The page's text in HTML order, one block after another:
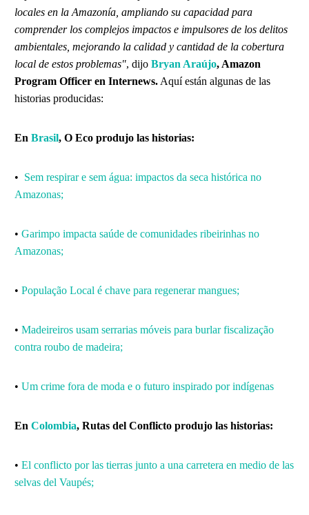
locales en la Amazonía, ampliando su capacidad para
comprender los complejos impactos e impulsores de los delitos
ambientales, mejorando la calidad y cantidad de la cobertura
local de estos problemas", dijo Bryan Araújo, Amazon
Program Officer en Internews.Aquí están algunas de las
historias producidas:
En Brasil, O Eco produjo las historias:
• Sem respirar e sem água: impactos da seca histórica no
Amazonas;
• Garimpo impacta saúde de comunidades ribeirinhas no
Amazonas;
• População Local é chave para regenerar mangues;
• Madeireiros usam serrarias móveis para burlar fiscalização
contra roubo de madeira;
• Um crime fora de moda e o futuro inspirado por indígenas
En Colombia, Rutas del Conflicto produjo las historias:
• El conflicto por las tierras junto a una carretera en medio de las
selvas del Vaupés;